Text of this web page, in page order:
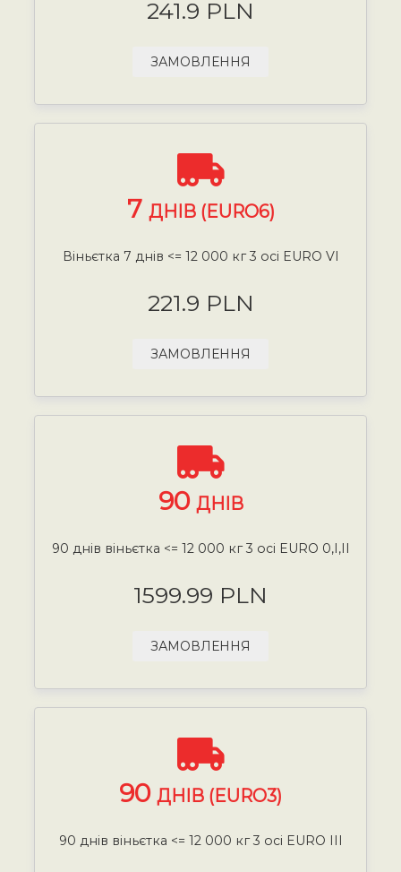
241.9 PLN
ЗАМОВЛЕННЯ
7 ДНІВ (EURO6)
Віньєтка 7 днів <= 12 000 кг 3 осі EURO VI
221.9 PLN
ЗАМОВЛЕННЯ
90 ДНІВ
90 днів віньєтка <= 12 000 кг 3 осі EURO 0,I,II
1599.99 PLN
ЗАМОВЛЕННЯ
90 ДНІВ (EURO3)
90 днів віньєтка <= 12 000 кг 3 осі EURO III